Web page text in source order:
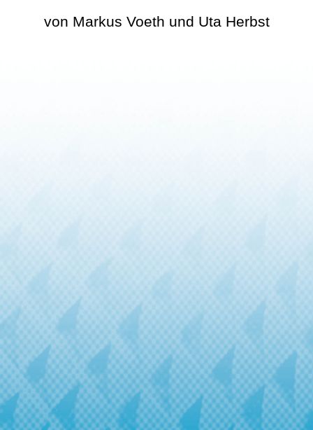
von Markus Voeth und Uta Herbst